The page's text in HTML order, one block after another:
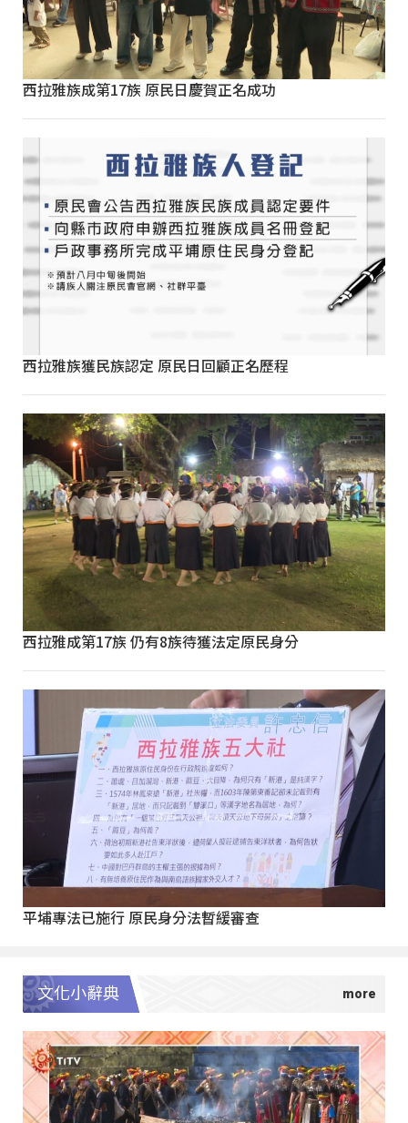
西拉雅族成第17族 原民日慶賀正名成功
西拉雅族獲民族認定 原民日回顧正名歷程
西拉雅成第17族 仍有8族待獲法定原民身分
平埔專法已施行 原民身分法暫緩審查
文化小辭典